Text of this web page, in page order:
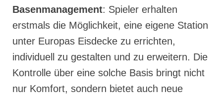
Basenmanagement: Spieler erhalten
erstmals die Möglichkeit, eine eigene Station
unter Europas Eisdecke zu errichten,
individuell zu gestalten und zu erweitern. Die
Kontrolle über eine solche Basis bringt nicht
nur Komfort, sondern bietet auch neue